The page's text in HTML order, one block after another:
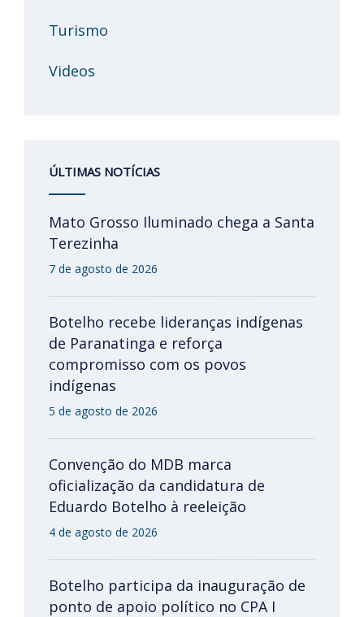
Turismo
Videos
ÚLTIMAS NOTÍCIAS
Mato Grosso Iluminado chega a Santa
Terezinha
7 de agosto de 2026
Botelho recebe lideranças indígenas
de Paranatinga e reforça
compromisso com os povos
indígenas
5 de agosto de 2026
Convenção do MDB marca
oficialização da candidatura de
Eduardo Botelho à reeleição
4 de agosto de 2026
Botelho participa da inauguração de
ponto de apoio político no CPA I